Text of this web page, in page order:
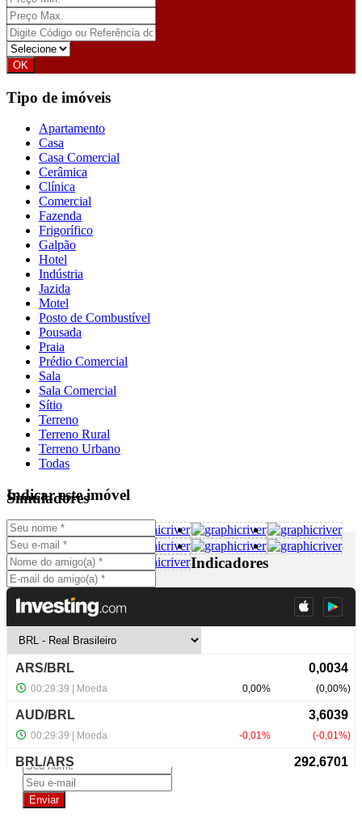
Tipo de imóveis
Apartamento
Casa
Casa Comercial
Cerâmica
Clínica
Comercial
Fazenda
Frigorífico
Galpão
Hotel
Indústria
Jazida
Motel
Posto de Combustível
Pousada
Praia
Prédio Comercial
Sala
Sala Comercial
Sítio
Terreno
Terreno Rural
Terreno Urbano
Todas
Indicar este imóvel
Simuladores
Indicadores
NewsLetter